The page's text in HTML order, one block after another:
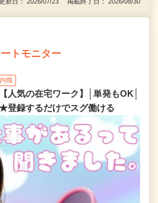
更新日： 2026/07/23 掲載終了日： 2026/08/30
トモニター
職
人気の在宅ワーク】│単発もOK│
登録するだけでスグ働ける